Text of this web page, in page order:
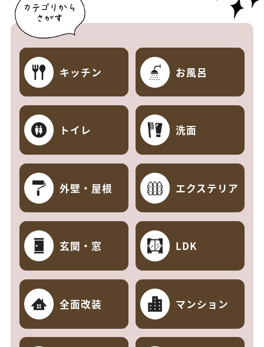
キッチン お風呂
トイレ 洗面
外壁・屋根 エクステリア
玄関・窓 LDK
全面改装 マンション